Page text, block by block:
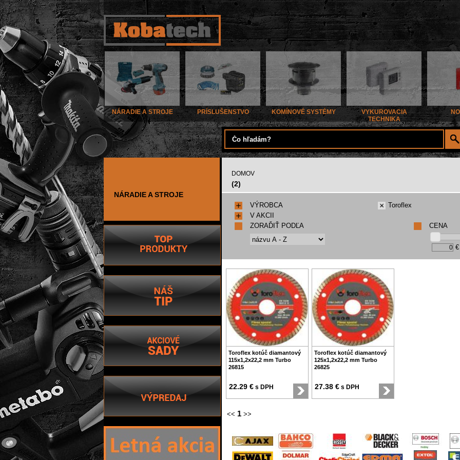
NÁRADIE A STROJE PRÍSLUŠENSTVO KOMÍNOVÉ SYSTÉMY
VYKUROVACIA
TECHNIKA
NÁRADIE A STROJE
DOMOV
(2)
VÝROBCA
Toroflex
V AKCII
CENA
€
ZORAĎIŤ PODĽA
Toroflex kotúč diamantový
115x1,2x22,2 mm Turbo
26815
22.29 € s DPH
Toroflex kotúč diamantový
125x1,2x22,2 mm Turbo
26825
27.38 € s DPH
<< 1 >>